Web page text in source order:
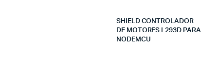
SHIELD CONTROLADOR
DE MOTORES L293D PARA
NODEMCU